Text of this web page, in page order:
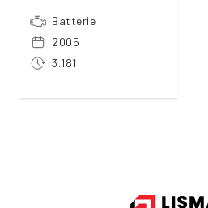
Batterie
2005
3.181